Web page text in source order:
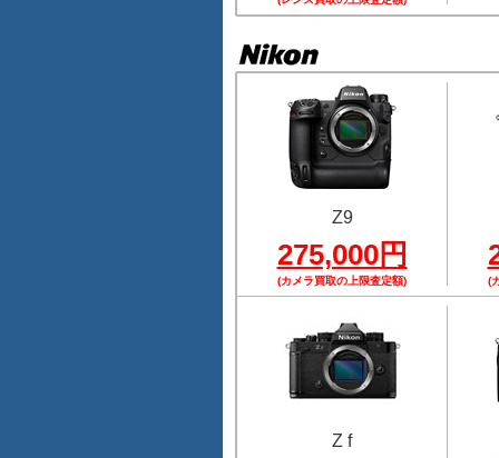
Z9
275,000円
(カメラ買取の上限査定額) (
Z f